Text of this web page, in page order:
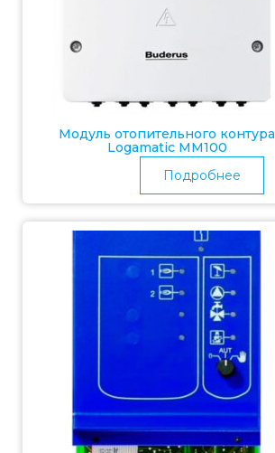
Модуль отопительного контура
Logamatic MM100
Подробнее